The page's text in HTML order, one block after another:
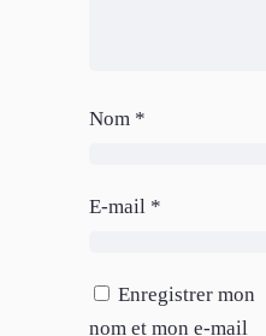
Nom *
E-mail *
Enregistrer mon
nom et mon e-mail